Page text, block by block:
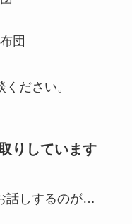
団
ださい。
りしています
話しするのが…